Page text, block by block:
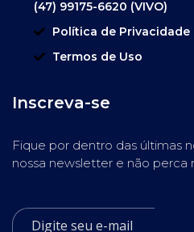
(47) 99175-6620 (VIVO)
Política de Privacidade
Termos de Uso
Inscreva-se
Fique por dentro das últimas
nossa newsletter e não perca